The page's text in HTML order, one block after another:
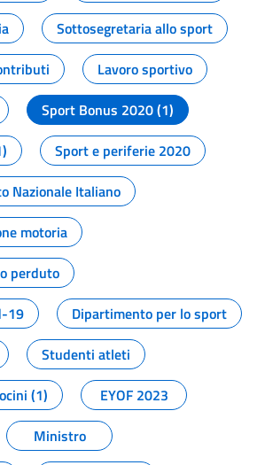
Sottosegretaria allo sport
Lavoro sportivo
Sport Bonus 2020 (1)
Sport e periferie 2020
Nazionale Italiano
motoria
perduto
19
Dipartimento per lo sport
Studenti atleti
(1)
EYOF 2023
Ministro